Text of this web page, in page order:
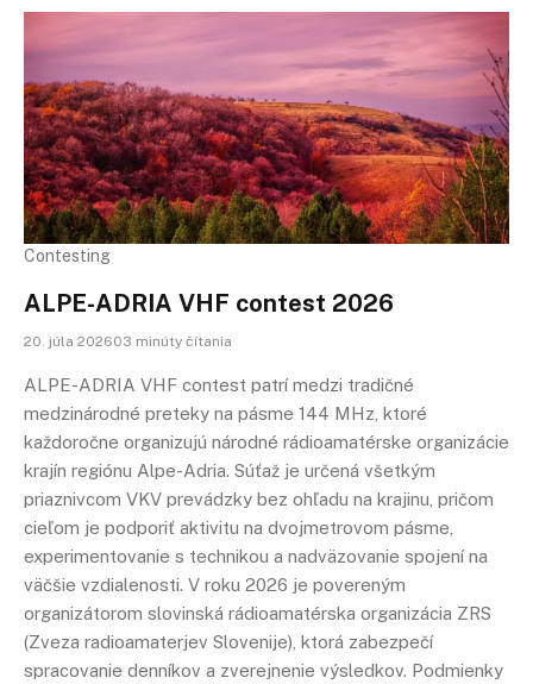
Contesting
ALPE-ADRIA VHF contest 2026
20. júla 202603 minúty čítania
ALPE-ADRIA VHF contest patrí medzi tradičné
medzinárodné preteky na pásme 144 MHz, ktoré
každoročne organizujú národné rádioamatérske organizácie
krajín regiónu Alpe-Adria. Súťaž je určená všetkým
priaznivcom VKV prevádzky bez ohľadu na krajinu, pričom
cieľom je podporiť aktivitu na dvojmetrovom pásme,
experimentovanie s technikou a nadväzovanie spojení na
väčšie vzdialenosti. V roku 2026 je povereným
organizátorom slovinská rádioamatérska organizácia ZRS
(Zveza radioamaterjev Slovenije), ktorá zabezpečí
spracovanie denníkov a zverejnenie výsledkov. Podmienky